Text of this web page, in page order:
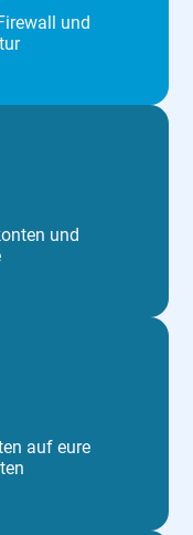
und
und
auf eure